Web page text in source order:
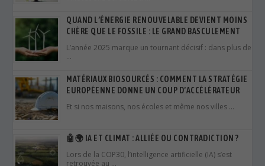
Et si nos maisons, nos écoles et même nos villes …
🤖🌍 IA ET CLIMAT : ALLIÉE OU CONTRADICTION ?
Lors de la COP30, l’intelligence artificielle (IA) s’est
retrouvée au …
En 2026, l’hydrogène vert est devenu un pilier
stratégique dans …